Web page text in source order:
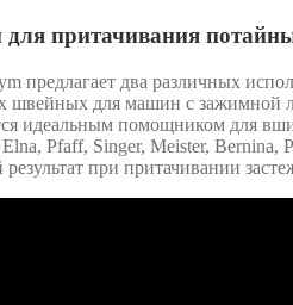
притачивания
предлагает два различных
швейных для машин с зажимной
идеальным помощником для
Pfaff, Singer, Meister, Bernina,
при притачивании